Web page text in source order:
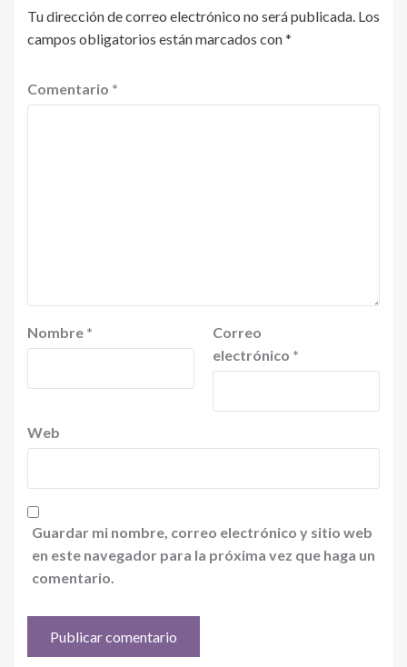
Tu dirección de correo electrónico no será publicada. Los
campos obligatorios están marcados con*
Comentario *
Nombre *
Correo
electrónico *
Web
Guardar mi nombre, correo electrónico y sitio web
en este navegador para la próxima vez que haga un
comentario.